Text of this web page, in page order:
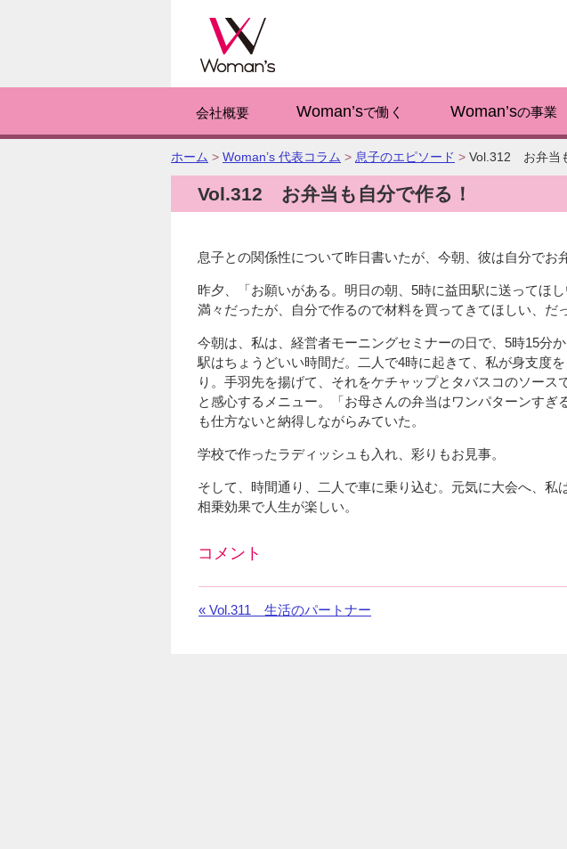
会社概要 Woman’sで働く Woman’sの事業
こ
の
ー
ホーム > Woman’s 代表コラム > 息子のエピソード > Vol.312 お弁当
Vol.312 お弁当も自分で作る！
息子との関係性について昨日書いたが、今朝、彼は自分でお
昨夕、「お願いがある。明日の朝、5時に益田駅に送ってほ
満々だったが、自分で作るので材料を買ってきてほしい、だ
今朝は、私は、経営者モーニングセミナーの日で、5時15分
駅はちょうどいい時間だ。二人で4時に起きて、私が身支度
り。手羽先を揚げて、それをケチャップとタバスコのソース
と感心するメニュー。「お母さんの弁当はワンパターンすぎ
も仕方ないと納得しながらみていた。
学校で作ったラディッシュも入れ、彩りもお見事。
そして、時間通り、二人で車に乗り込む。元気に大会へ、私
相乗効果で人生が楽しい。
コメント
コ
« 前
Vol.311 生活のパートナー